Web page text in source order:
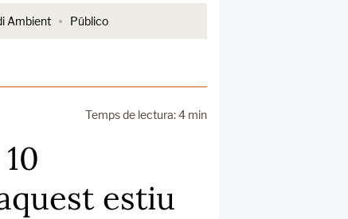
Ambient Público
Temps de lectura: 4 min
estiu